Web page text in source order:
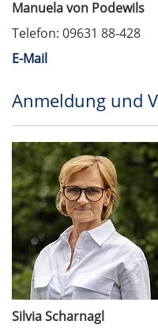
Manuela von Podewils
Telefon: 09631 88-428
E-Mail
Anmeldung und
Silvia Scharnagl